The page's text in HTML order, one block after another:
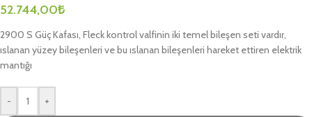
52.744,00₺
2900 S Güç Kafası, Fleck kontrol valfinin iki temel bileşen seti vardır,
ıslanan yüzey bileşenleri ve bu ıslanan bileşenleri hareket ettiren elektrik
mantığı
- +